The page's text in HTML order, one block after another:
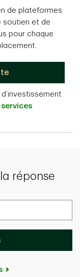
de plateformes
soutien et de
pour chaque
TD
réponse